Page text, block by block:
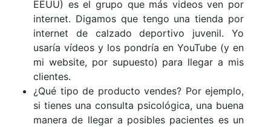
EEUU) es el grupo que más videos ven por
internet. Digamos que tengo una tienda por
internet de calzado deportivo juvenil. Yo
usaría vídeos y los pondría en YouTube (y en
mi website, por supuesto) para llegar a mis
clientes.
¿Qué tipo de producto vendes? Por ejemplo,
si tienes una consulta psicológica, una buena
manera de llegar a posibles pacientes es un